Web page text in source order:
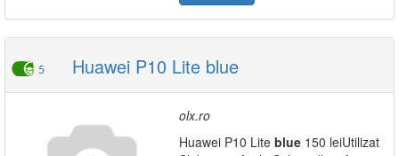
5 Huawei P10 Lite blue
olx.ro
Huawei P10 Lite blue 150 leiUtilizat